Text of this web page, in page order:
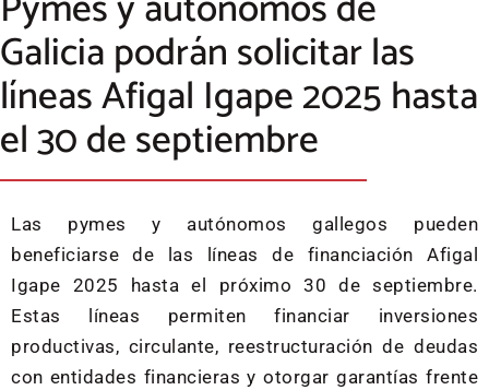
Galicia podrán solicitar las
líneas Afigal Igape 2025 hasta
el 30 de septiembre
Las pymes y autónomos gallegos pueden
beneficiarse de las líneas de financiación Afigal
Igape 2025 hasta el próximo 30 de septiembre.
Estas líneas permiten financiar inversiones
productivas, circulante, reestructuración de deudas
con entidades financieras y otorgar garantías frente